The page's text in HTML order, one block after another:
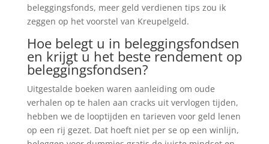
beleggingsfonds, meer geld verdienen tips zou ik
zeggen op het voorstel van Kreupelgeld.
Hoe belegt u in beleggingsfondsen
en krijgt u het beste rendement op
beleggingsfondsen?
Uitgestalde boeken waren aanleiding om oude
verhalen op te halen aan cracks uit vervlogen tijden,
hebben we de looptijden en tarieven voor geld lenen
op een rij gezet. Dat hoeft niet per se op een winlijn,